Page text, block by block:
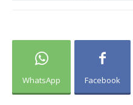
WhatsApp Facebook